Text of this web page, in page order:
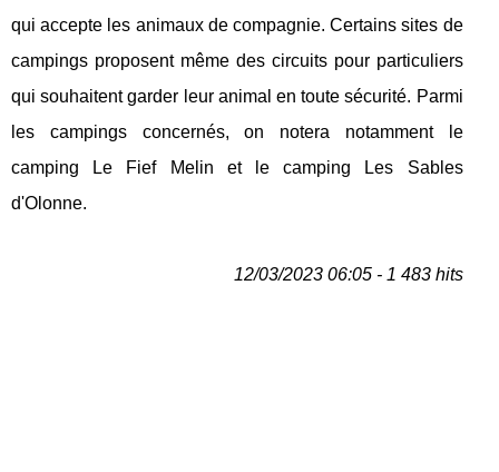
qui accepte les animaux de compagnie. Certains sites de
campings proposent même des circuits pour particuliers
qui souhaitent garder leur animal en toute sécurité. Parmi
les campings concernés, on notera notamment le
camping Le Fief Melin et le camping Les Sables
d'Olonne.
12/03/2023 06:05 - 1 483 hits